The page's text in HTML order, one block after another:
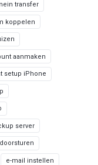
transfer
koppelen
aanmaken
setup iPhone
server
e-mail instellen